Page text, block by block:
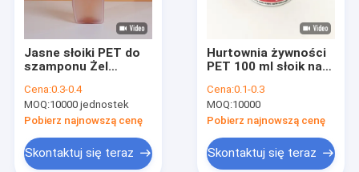
Jasne słoiki PET do
szamponu Żel
Butelka z plastikiem
z pokrywą pompy
Cena:0.3-0.4
MOQ:10000 jednostek
Pobierz najnowszą cenę
Skontaktuj się teraz
Hurtownia żywności
PET 100 ml słoik na
g z pokrywką
bezpieczną dla dzieci
Cena:0.1-0.3
MOQ:10000
Pobierz najnowszą cenę
Skontaktuj się teraz